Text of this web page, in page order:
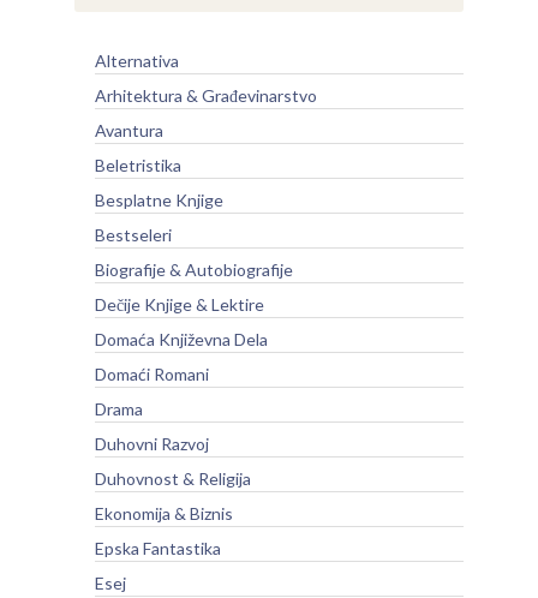
Alternativa
Arhitektura & Građevinarstvo
Avantura
Beletristika
Besplatne Knjige
Bestseleri
Biografije & Autobiografije
Dečije Knjige & Lektire
Domaća Književna Dela
Domaći Romani
Drama
Duhovni Razvoj
Duhovnost & Religija
Ekonomija & Biznis
Epska Fantastika
Esej